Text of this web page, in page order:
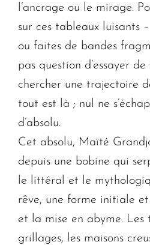
l’ancrage ou le mirage.
sur ces tableaux luisants
ou faites de bandes
pas question d’essayer
chercher une trajectoire
tout est là ; nul ne
d’absolu.
Cet absolu, Maïté
depuis une bobine qui
le littéral et le
rêve, une forme initiale et
et la mise en abyme. Les
grillages, les maisons